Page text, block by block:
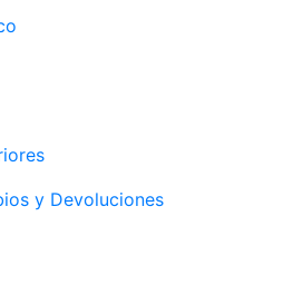
y Devoluciones